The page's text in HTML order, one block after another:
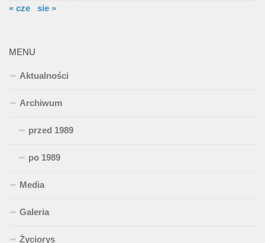
« cze sie »
MENU
Aktualności
Archiwum
przed 1989
po 1989
Media
Galeria
Życiorys